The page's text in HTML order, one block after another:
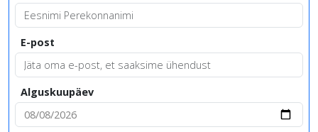
E-post
Alguskuupäev